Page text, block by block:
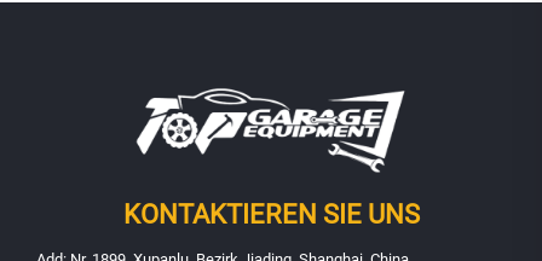
KONTAKTIEREN SIE UNS